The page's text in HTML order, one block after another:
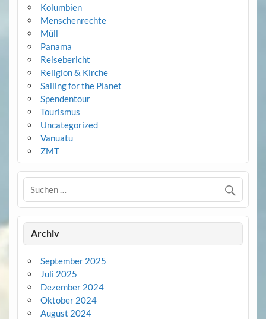
Kolumbien
Menschenrechte
Müll
Panama
Reisebericht
Religion & Kirche
Sailing for the Planet
Spendentour
Tourismus
Uncategorized
Vanuatu
ZMT
Archiv
September 2025
Juli 2025
Dezember 2024
Oktober 2024
August 2024